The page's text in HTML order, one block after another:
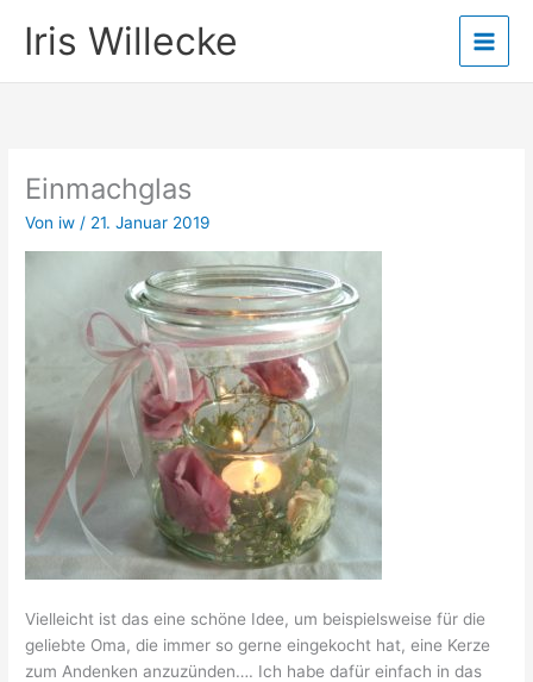
InhaltIris Willecke
Einmachglas
Von iw / 21. Januar 2019
Vielleicht ist das eine schöne Idee, um beispielsweise für die
geliebte Oma, die immer so gerne eingekocht hat, eine Kerze
zum Andenken anzuzünden…. Ich habe dafür einfach in das